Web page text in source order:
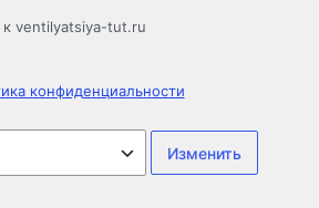
ventilyatsiya-tut.ru
конфиденциальности